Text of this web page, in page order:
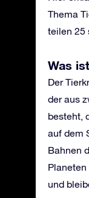
Thema
teilen 25
Was
Der
der aus
besteht,
auf dem
Bahnen
und